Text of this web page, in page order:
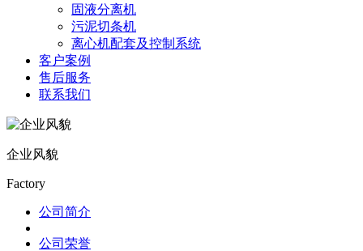
固液分离机
污泥切条机
离心机配套及控制系统
客户案例
售后服务
联系我们
企业风貌
Factory
公司简介
公司荣誉